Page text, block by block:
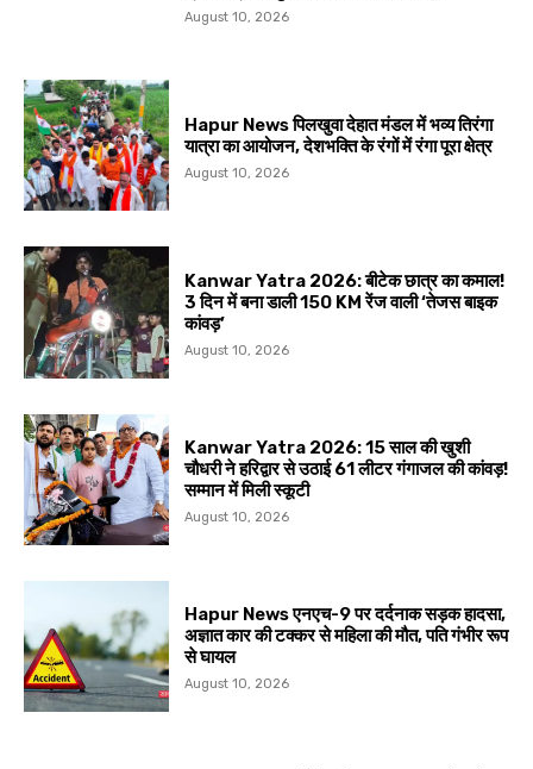
August 10, 2026
Hapur News पिलखुवा देहात मंडल में भव्य तिरंगा
यात्रा का आयोजन, देशभक्ति के रंगों में रंगा पूरा क्षेत्र
August 10, 2026
Kanwar Yatra 2026: बीटेक छात्र का कमाल!
3 दिन में बना डाली 150 KM रेंज वाली ‘तेजस बाइक
कांवड़’
August 10, 2026
Kanwar Yatra 2026: 15 साल की खुशी
चौधरी ने हरिद्वार से उठाई 61 लीटर गंगाजल की कांवड़!
सम्मान में मिली स्कूटी
August 10, 2026
Hapur News एनएच-9 पर दर्दनाक सड़क हादसा,
अज्ञात कार की टक्कर से महिला की मौत, पति गंभीर रूप
से घायल
August 10, 2026